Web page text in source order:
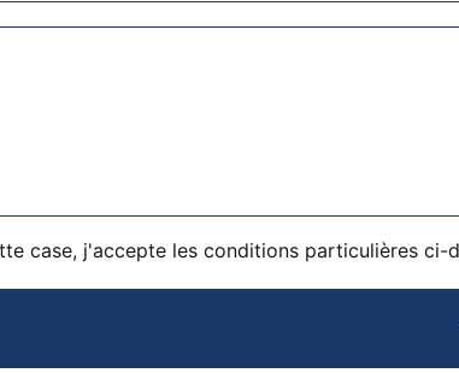
case, j'accepte les conditions particulières ci-